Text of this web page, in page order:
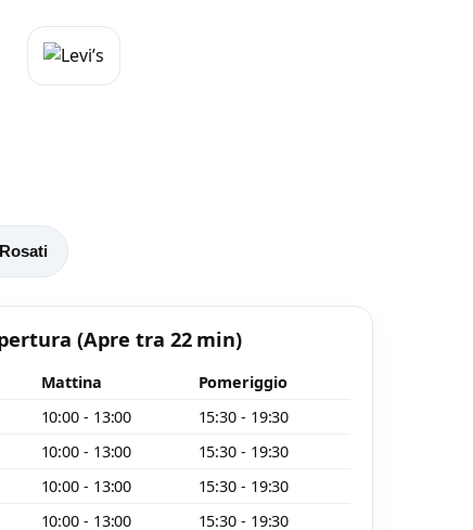
(Apre tra 22 min)
Mattina
Pomeriggio
10:00 - 13:00
15:30 - 19:30
10:00 - 13:00
15:30 - 19:30
10:00 - 13:00
15:30 - 19:30
10:00 - 13:00
15:30 - 19:30